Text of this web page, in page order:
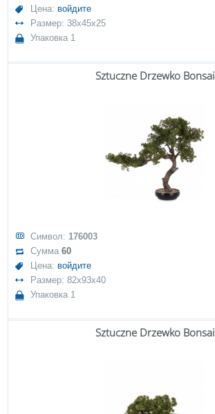
Цена: войдите
Размер: 38x45x25
Упаковка 1
Sztuczne Drzewko Bonsai
Символ: 176003
Сумма60
Цена: войдите
Размер: 82x93x40
Упаковка 1
Sztuczne Drzewko Bonsai